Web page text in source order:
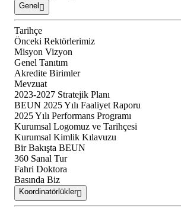
Genel
Tarihçe
Önceki Rektörlerimiz
Misyon Vizyon
Genel Tanıtım
Akredite Birimler
Mevzuat
2023-2027 Stratejik Planı
BEUN 2025 Yılı Faaliyet Raporu
2025 Yılı Performans Programı
Kurumsal Logomuz ve Tarihçesi
Kurumsal Kimlik Kılavuzu
Bir Bakışta BEUN
360 Sanal Tur
Fahri Doktora
Basında Biz
Koordinatörlükler